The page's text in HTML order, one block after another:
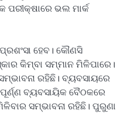
ପରୀକ୍ଷାରେ ଭଲ ମାର୍କ
ହେବ। କୌଣସି
କିମ୍ବା ସମ୍ମାନ ମିଳିପାରେ।
ରହିଛି। ବ୍ୟବସାୟରେ
ବ୍ୟବସାୟିକ ବୈଠକରେ
ସମ୍ଭାବନା ରହିଛି। ପୁରୁଣା